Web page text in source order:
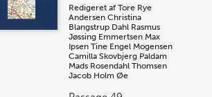
Redigeret af Tore Rye
Andersen Christina
Blangstrup Dahl Rasmus
Jøssing Emmertsen Max
Ipsen Tine Engel Mogensen
Camilla Skovbjerg Paldam
Mads Rosendahl Thomsen
Jacob Holm Øe